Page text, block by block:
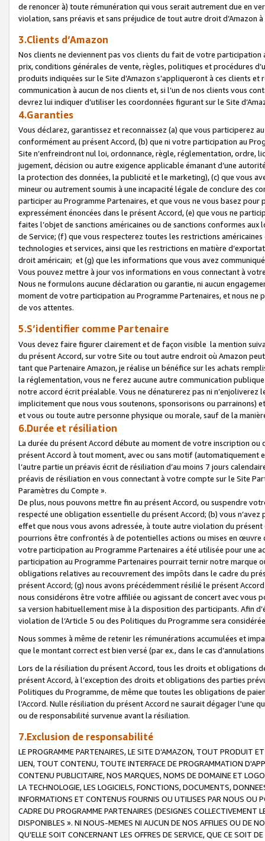
de renoncer à) toute rémunération qui vous serait autrement due en
violation, sans préavis et sans préjudice de tout autre droit
3.Clients d’Amazon
Nos clients ne deviennent pas vos clients du fait de votre
prix, conditions générales de vente, règles, politiques et procédures
produits indiquées sur le Site d’Amazon s’appliqueront à ces clients
communication à aucun de nos clients et, si l’un de nos clients vous
devrez lui indiquer d’utiliser les coordonnées figurant sur le Site
4.Garanties
Vous déclarez, garantissez et reconnaissez (a) que vous participerez
conformément au présent Accord, (b) que ni votre participation au
Site n’enfreindront nul loi, ordonnance, règle, réglementation, ordre,
jugement, décision ou autre exigence applicable émanant d’une
la protection des données, la publicité et le marketing), (c) que vous
mineur ou autrement soumis à une incapacité légale de conclure des
participer au Programme Partenaires, et que vous ne vous basez
expressément énoncées dans le présent Accord, (e) que vous ne
faites l’objet de sanctions américaines ou de sanctions conformes
de Service; (f) que vous respecterez toutes les restrictions
technologies et services, ainsi que les restrictions en matière
droit américain; et (g) que les informations que vous avez
Vous pouvez mettre à jour vos informations en vous connectant à
Nous ne formulons aucune déclaration ou garantie, ni aucun
moment de votre participation au Programme Partenaires, et nous
de vos attentes.
5.S’identifier comme Partenaire
Vous devez faire figurer clairement et de façon visible la mention
du présent Accord, sur votre Site ou tout autre endroit où Amazon
tant que Partenaire Amazon, je réalise un bénéfice sur les achats
la réglementation, vous ne ferez aucune autre communication
notre accord écrit préalable. Vous ne dénaturerez pas ni
implicitement que nous vous soutenons, sponsorisons ou parrainons)
et vous ou toute autre personne physique ou morale, sauf de la
6.Durée et résiliation
La durée du présent Accord débute au moment de votre inscription
présent Accord à tout moment, avec ou sans motif (automatiquement
l’autre partie un préavis écrit de résiliation d’au moins 7 jours
préavis de résiliation en vous connectant à votre compte sur le Site
Paramètres du Compte ».
De plus, nous pouvons mettre fin au présent Accord, ou suspendre
respecté une obligation essentielle du présent Accord; (b) vous
effet que nous vous avons adressée, à toute autre violation du
pourrions être confrontés à de potentielles actions ou mises en
votre participation au Programme Partenaires a été utilisée pour une
participation au Programme Partenaires pourrait ternir notre marque
obligations relatives au recouvrement des impôts dans le cadre du
présent Accord; (g) nous avons précédemment résilié le présent
nous considérons être votre affiliée ou agissant de concert avec vous
sa version habituellement mise à la disposition des participants. Afin
violation de l’Article 5 ou des Politiques du Programme sera
Nous sommes à même de retenir les rémunérations accumulées et
que le montant correct est bien versé (par ex., dans le cas
Lors de la résiliation du présent Accord, tous les droits et obligations
présent Accord, à l’exception des droits et obligations des parties
Politiques du Programme, de même que toutes les obligations de
l’Accord. Nulle résiliation du présent Accord ne saurait dégager l'une
ou de responsabilité survenue avant la résiliation.
7.Exclusion de responsabilité
LE PROGRAMME PARTENAIRES, LE SITE D’AMAZON, TOUT PRODUIT
LIEN, TOUT CONTENU, TOUTE INTERFACE DE PROGRAMMATION
CONTENU PUBLICITAIRE, NOS MARQUES, NOMS DE DOMAINE ET
LA TECHNOLOGIE, LES LOGICIELS, FONCTIONS, DOCUMENTS,
INFORMATIONS ET CONTENUS FOURNIS OU UTILISES PAR NOUS OU
CADRE DU PROGRAMME PARTENAIRES (DESIGNES COLLECTIVEMENT
DISPONIBLES ». NI NOUS-MEMES NI AUCUN DE NOS AFFILIES OU DE
QU’ELLE SOIT CONCERNANT LES OFFRES DE SERVICE, QUE CE SOIT